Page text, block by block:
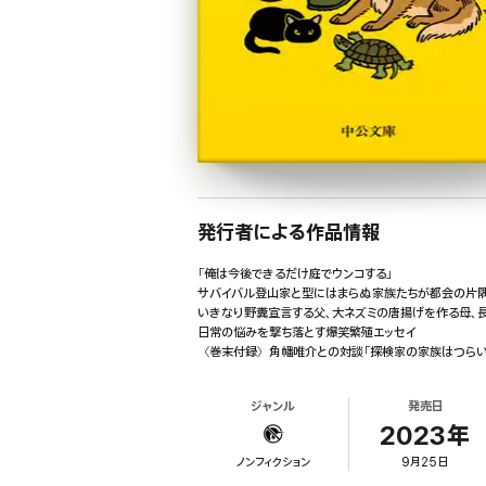
発行者による作品情報
「俺は今後できるだけ庭でウンコする」
サバイバル登山家と型にはまらぬ家族たちが都会の片隅
いきなり野糞宣言する父、大ネズミの唐揚げを作る母
日常の悩みを撃ち落とす爆笑繁殖エッセイ
〈巻末付録〉角幡唯介との対談「探検家の家族はつら
ジャンル
ノンフィクション
発売日
2023年
9月25日